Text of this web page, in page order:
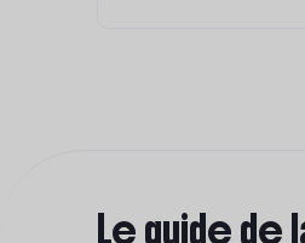
Le guide